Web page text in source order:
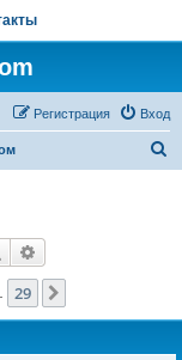
Вход
Регистрация
Поиск
29